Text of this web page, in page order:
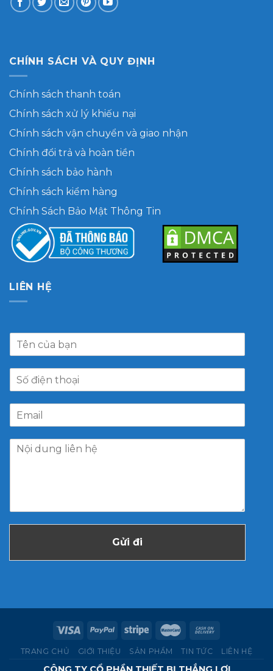
CHÍNH SÁCH VÀ QUY ĐỊNH
Chính sách thanh toán
Chính sách xử lý khiếu nại
Chính sách vận chuyển và giao nhận
Chính đổi trả và hoàn tiền
Chính sách bảo hành
Chính sách kiểm hàng
Chính Sách Bảo Mật Thông Tin
LIÊN HỆ
Gửi đi
TRANG CHỦ GIỚI THIỆU SẢN PHẨM TIN TỨC LIÊN HỆ